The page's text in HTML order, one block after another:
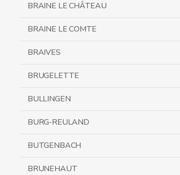
BRAINE LE CHÂTEAU
BRAINE LE COMTE
BRAIVES
BRUGELETTE
BULLINGEN
BURG-REULAND
BUTGENBACH
BRUNEHAUT